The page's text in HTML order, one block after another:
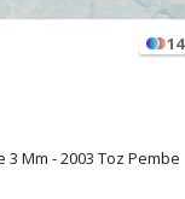
14
Mm - 2003 Toz Pembe